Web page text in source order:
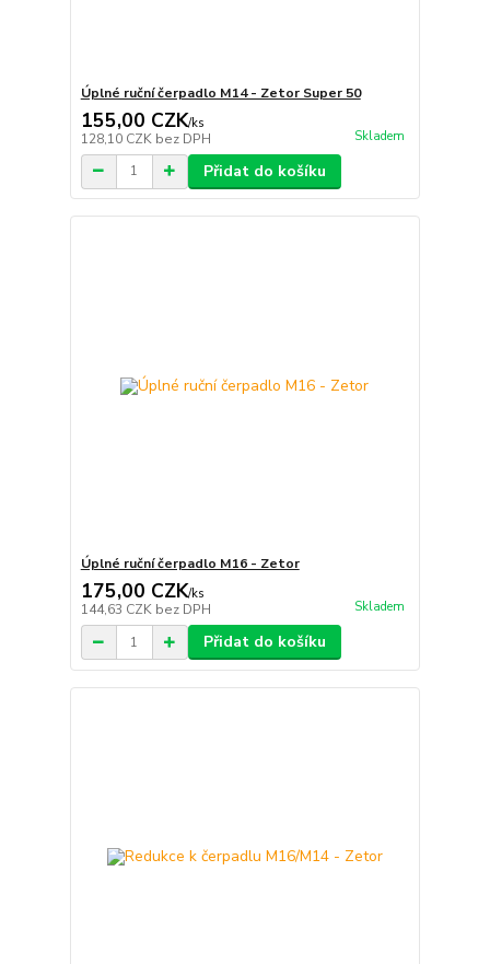
Úplné ruční čerpadlo M14 - Zetor Super 50
155,00 CZK/ks
128,10 CZK bez DPH Skladem
Přidat do košíku
Úplné ruční čerpadlo M16 - Zetor
175,00 CZK/ks
144,63 CZK bez DPH Skladem
Přidat do košíku